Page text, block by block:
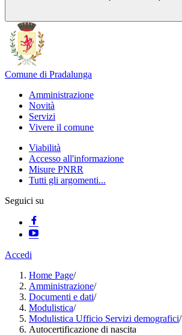
Comune di Pradalunga
Amministrazione
Novità
Servizi
Vivere il comune
Viabilità
Accesso all'informazione
Misure PNRR
Tutti gli argomenti...
Seguici su
Accedi
Home Page/
Amministrazione/
Documenti e dati/
Modulistica/
Modulistica Ufficio Servizi demografici/
Autocertificazione di nascita